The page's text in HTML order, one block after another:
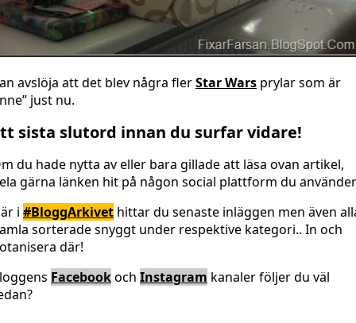
avslöja att det blev några flerStar Wars prylar som är
just nu.
sista slutord innan du surfar vidare!
du hade nytta av eller bara gillade att läsa ovan artikel,
gärna länken hit på någon social plattform du
i #BloggArkivet hittar du senaste inläggen men även
sorterade snyggt under respektive kategori.. In och
där!
Facebookoch Instagram kanaler följer du väl